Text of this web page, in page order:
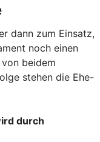
dann zum Einsatz,
noch einen
beidem
stehen die Ehe-
durch